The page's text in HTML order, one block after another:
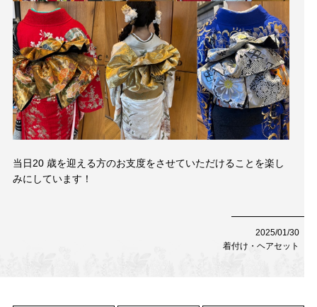
Product プロダクト
Q＆A よくある質問
Contact お問い合わせ
当日20 歳を迎える方のお支度をさせていただけることを楽し
みにしています！
2025/01/30
着付け・ヘアセット